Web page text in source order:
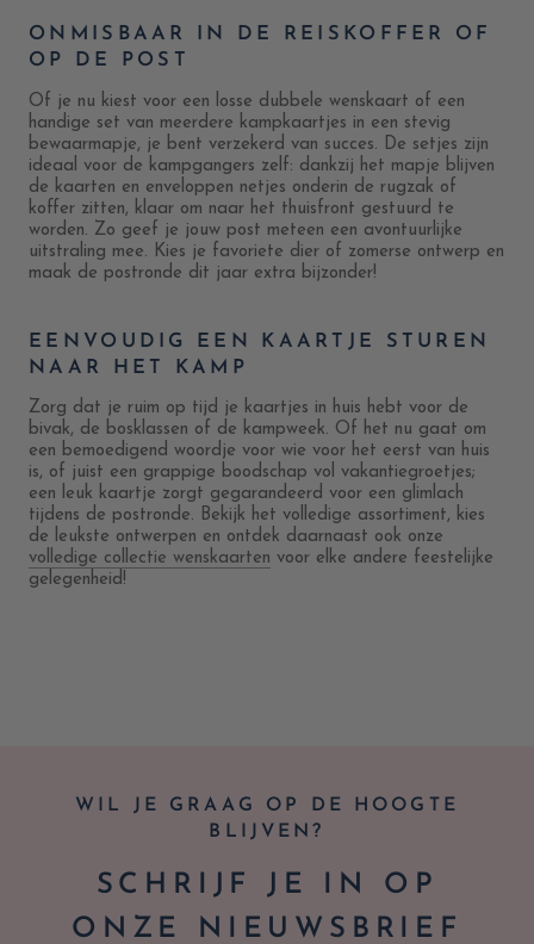
ONMISBAAR IN DE REISKOFFER OF
OP DE POST
Of je nu kiest voor een losse dubbele wenskaart of een
handige set van meerdere kampkaartjes in een stevig
bewaarmapje, je bent verzekerd van succes. De setjes zijn
ideaal voor de kampgangers zelf: dankzij het mapje blijven
de kaarten en enveloppen netjes onderin de rugzak of
koffer zitten, klaar om naar het thuisfront gestuurd te
worden. Zo geef je jouw post meteen een avontuurlijke
uitstraling mee. Kies je favoriete dier of zomerse ontwerp en
maak de postronde dit jaar extra bijzonder!
EENVOUDIG EEN KAARTJE STUREN
NAAR HET KAMP
Zorg dat je ruim op tijd je kaartjes in huis hebt voor de
bivak, de bosklassen of de kampweek. Of het nu gaat om
een bemoedigend woordje voor wie voor het eerst van huis
is, of juist een grappige boodschap vol vakantiegroetjes;
een leuk kaartje zorgt gegarandeerd voor een glimlach
tijdens de postronde. Bekijk het volledige assortiment, kies
de leukste ontwerpen en ontdek daarnaast ook onze
volledige collectie wenskaarten voor elke andere feestelijke
gelegenheid!
WIL JE GRAAG OP DE HOOGTE
BLIJVEN?
SCHRIJF JE IN OP
ONZE NIEUWSBRIEF